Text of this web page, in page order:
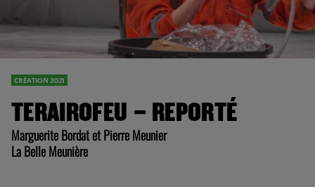
CRÉATION 2021
TERAIROFEU – REPORTÉ
Marguerite Bordat et Pierre Meunier
La Belle Meunière